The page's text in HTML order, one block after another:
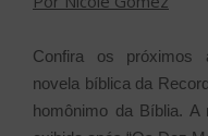
Confira os próximos
novela bíblica da
homônimo da Bíblia.